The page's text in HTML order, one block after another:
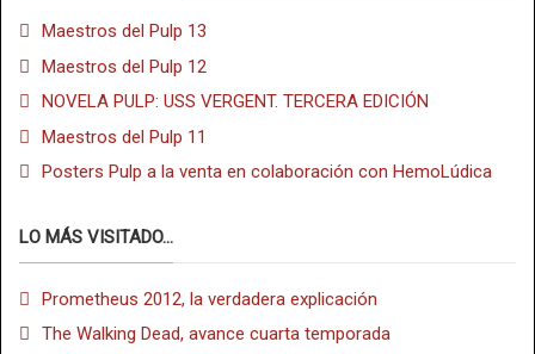
Maestros del Pulp 13
Maestros del Pulp 12
NOVELA PULP: USS VERGENT. TERCERA EDICIÓN
Maestros del Pulp 11
Posters Pulp a la venta en colaboración con HemoLúdica
LO MÁS VISITADO...
Prometheus 2012, la verdadera explicación
The Walking Dead, avance cuarta temporada